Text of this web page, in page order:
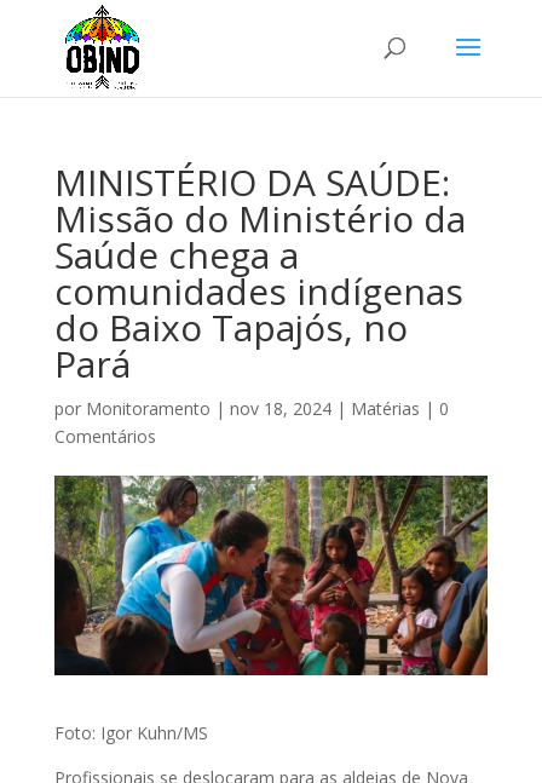
MINISTÉRIO DA SAÚDE:
Missão do Ministério da
Saúde chega a
comunidades indígenas
do Baixo Tapajós, no
Pará
por Monitoramento | nov 18, 2024| Matérias | 0
Comentários
Foto: Igor Kuhn/MS
Profissionais se deslocaram para as aldeias de Nova